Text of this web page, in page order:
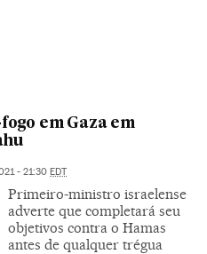
em Gaza em
- 21:30 EDT
Primeiro-ministro israelense
adverte que completará seu
objetivos contra o Hamas
antes de qualquer trégua